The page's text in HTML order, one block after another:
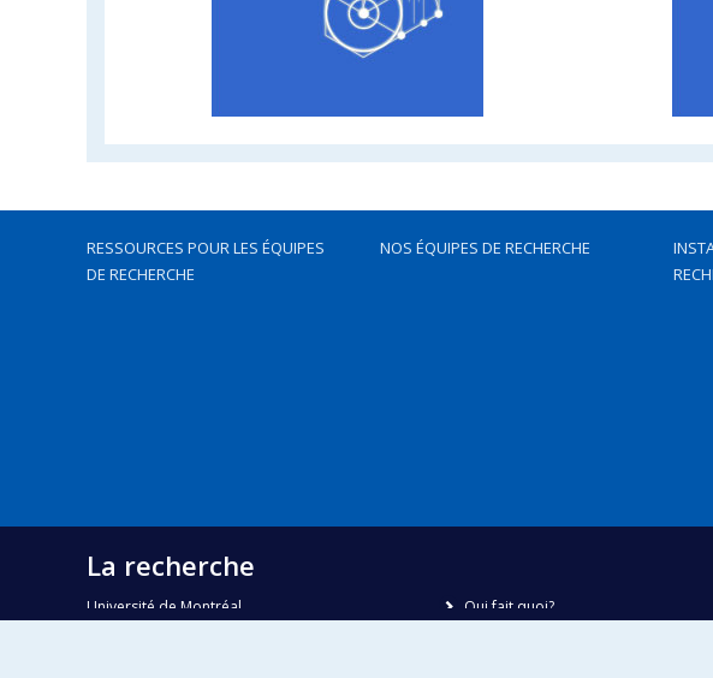
RESSOURCES POUR LES ÉQUIPES
DE RECHERCHE
NOS ÉQUIPES DE RECHERCHE
La recherche
Université de Montréal
Qui fait quoi?